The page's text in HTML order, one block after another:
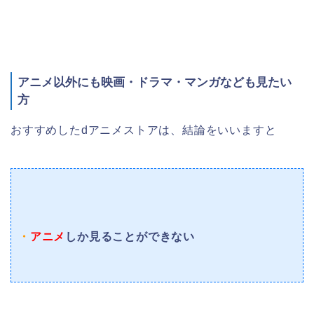
アニメ以外にも映画・ドラマ・マンガなども見たい
方
おすすめしたdアニメストアは、結論をいいますと
・ アニメ しか見ることができない